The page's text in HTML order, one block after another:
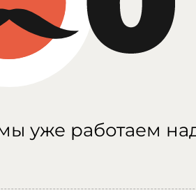
уже работаем